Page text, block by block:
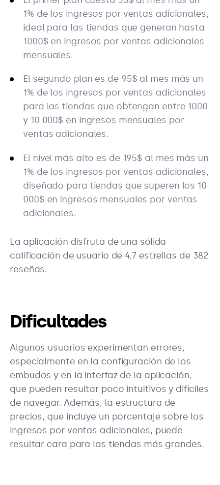
1% de los ingresos por ventas adicionales,
ideal para las tiendas que generan hasta
1000$ en ingresos por ventas adicionales
mensuales.
El segundo plan es de 95$ al mes más un
1% de los ingresos por ventas adicionales
para las tiendas que obtengan entre 1000
y 10 000$ en ingresos mensuales por
ventas adicionales.
El nivel más alto es de 195$ al mes más un
1% de los ingresos por ventas adicionales,
diseñado para tiendas que superen los 10
000$ en ingresos mensuales por ventas
adicionales.
La aplicación disfruta de una sólida
calificación de usuario de 4,7 estrellas de 382
reseñas.
Dificultades
Algunos usuarios experimentan errores,
especialmente en la configuración de los
embudos y en la interfaz de la aplicación,
que pueden resultar poco intuitivos y difíciles
de navegar. Además, la estructura de
precios, que incluye un porcentaje sobre los
ingresos por ventas adicionales, puede
resultar cara para las tiendas más grandes.